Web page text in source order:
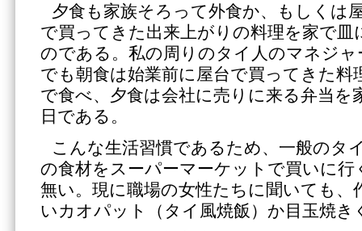
夕食も家族そろって外食か、もしくは
で買ってきた出来上がりの料理を家で皿
のである。私の周りのタイ人のマネジャ
でも朝食は始業前に屋台で買ってきた料
で食べ、夕食は会社に売りに来る弁当を
日である。
こんな生活習慣であるため、一般のタ
の食材をスーパーマーケットで買いに
無い。現に職場の女性たちに聞いても、
いカオパット（タイ風焼飯）か目玉焼き